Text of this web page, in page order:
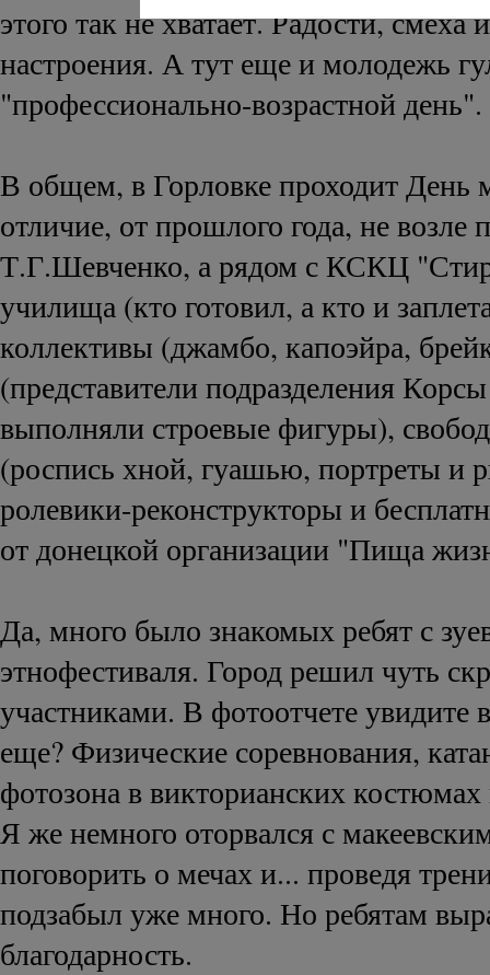
этого так не хватает. Радости, смеха
настроения. А тут еще и молодежь
"профессионально-возрастной день".
В общем, в Горловке проходит День
отличие, от прошлого года, не возле
Т.Г.Шевченко, а рядом с КСКЦ
училища (кто готовил, а кто и
коллективы (джамбо, капоэйра,
(представители подразделения
выполняли строевые фигуры),
(роспись хной, гуашью, портреты и
ролевики-реконструкторы и
от донецкой организации "Пища
Да, много было знакомых ребят с
этнофестиваля. Город решил чуть
участниками. В фотоотчете увидите
еще? Физические соревнования,
фотозона в викторианских
Я же немного оторвался с
поговорить о мечах и... проведя
подзабыл уже много. Но ребятам
благодарность.